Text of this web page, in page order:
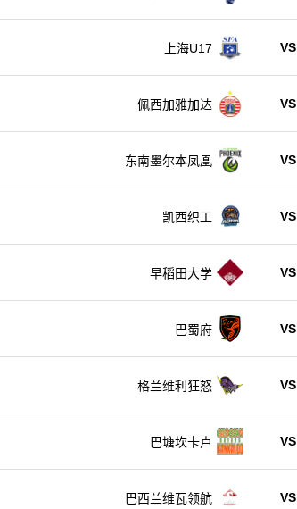
上海U17 VS
佩西加雅加达 VS
东南墨尔本凤凰 VS
凯西织工 VS
早稻田大学 VS
巴蜀府 VS
格兰维利狂怒 VS
巴塘坎卡卢 VS
巴西兰维瓦领航 VS